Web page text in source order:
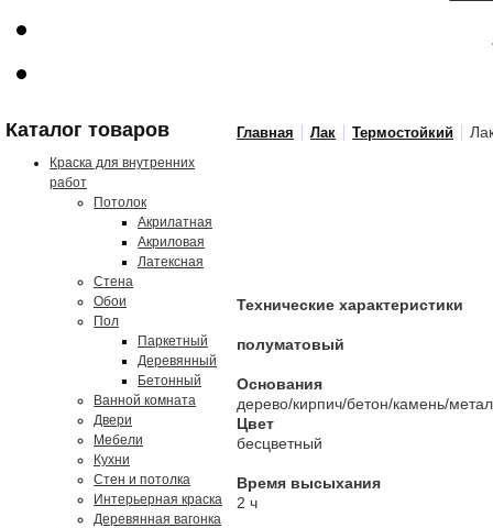
Каталог товаров
Краска для внутренних
работ
Потолок
Акрилатная
Акриловая
Латексная
Стена
Обои
Пол
Паркетный
Деревянный
Бетонный
Ванной комната
Двери
Мебели
Кухни
Стен и потолка
Интерьерная краска
Деревянная вагонка
Главная Лак Термостойкий
Технические характеристики
полуматовый
Основания
дерево/кирпич/бетон/камень/
Цвет
бесцветный
Время высыхания
2 ч